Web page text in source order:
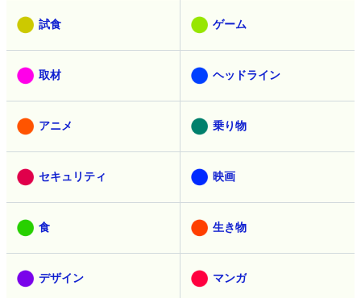
試食 ゲーム
取材 ヘッドライン
アニメ 乗り物
セキュリティ 映画
食 生き物
デザイン マンガ